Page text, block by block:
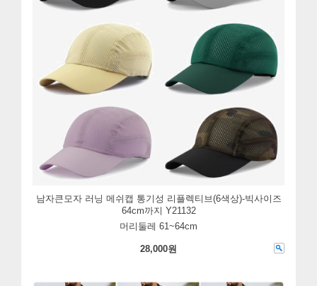
남자큰모자 러닝 메쉬캡 통기성 리플렉티브(6색상)-빅사이즈
64cm까지 Y21132
머리둘레 61~64cm
28,000원